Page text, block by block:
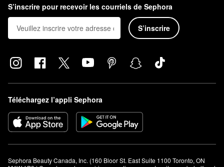
S’inscrire pour recevoir les courriels de Sephora
S’inscrire
Téléchargez l’appli Sephora
Sephora Beauty Canada, Inc. (160 Bloor St. East Suite 1100 Toronto, ON